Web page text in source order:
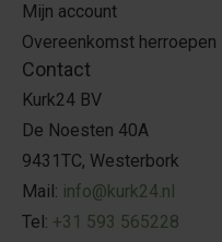
Mijn account
Overeenkomst herroepen
Contact
Kurk24 BV
De Noesten 40A
9431TC, Westerbork
Mail: info@kurk24.nl
Tel: +31 593 565228